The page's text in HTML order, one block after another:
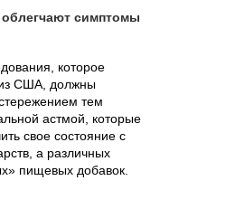
симптомы
которое
США, должны
тем
астмой, которые
свое состояние с
а различных
пищевых добавок.